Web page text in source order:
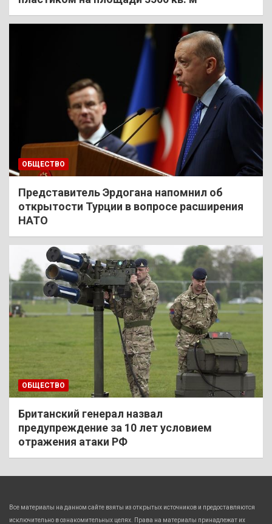
ОБЩЕСТВО
Представитель Эрдогана напомнил об
открытости Турции в вопросе расширения
НАТО
ОБЩЕСТВО
Британский генерал назвал
предупреждение за 10 лет условием
отражения атаки РФ
Все материалы на данном сайте взяты из открытых источников и предоставляются
исключительно в ознакомительных целях. Права на материалы принадлежат их